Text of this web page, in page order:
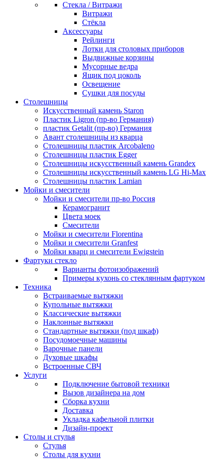
Стекла / Витражи
Витражи
Стёкла
Аксессуары
Рейлинги
Лотки для столовых приборов
Выдвижные корзины
Мусорные ведра
Ящик под цоколь
Освещение
Сушки для посуды
Столешницы
Искусственный камень Staron
Пластик Ligron (пр-во Германия)
пластик Getalit (пр-во) Германия
Авант столешницы из кварца
Столешницы пластик Arcobaleno
Столешницы пластик Egger
Столешницы искусственный камень Grandex
Столешницы искусственный камень LG Hi-Max
Столешницы пластик Lamian
Мойки и смесители
Мойки и смесители пр-во Россия
Керамогранит
Цвета моек
Смесители
Мойки и смесители Florentina
Мойки и смесители Granfest
Мойки кварц и смесители Ewigstein
Фартуки стекло
Варианты фотоизображений
Примеры кухонь со стеклянным фартуком
Техника
Встраиваемые вытяжки
Купольные вытяжки
Классические вытяжки
Наклонные вытяжки
Стандартные вытяжки (под шкаф)
Посудомоечные машины
Варочные панели
Духовые шкафы
Встроенные СВЧ
Услуги
Подключение бытовой техники
Вызов дизайнера на дом
Сборка кухни
Доставка
Укладка кафельной плитки
Дизайн-проект
Столы и стулья
Стулья
Столы для кухни